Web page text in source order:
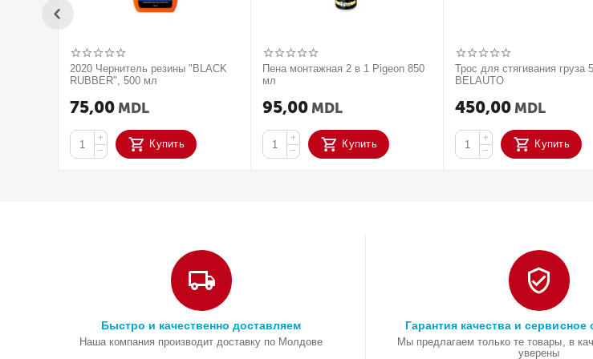
2020 Чернитель резины "BLACK
RUBBER", 500 мл
75,00 MDL
+
−
Купить
Пена монтажная 2 в 1 Pigeon 850
мл
95,00 MDL
+
−
Купить
Трос для стягивания груза
BELAUTO
450,00 MDL
+
−
Купить
Быстро и качественно доставляем
Наша компания производит доставку по Молдове
Гарантия качества и
Мы предлагаем только те товары, в
уверены